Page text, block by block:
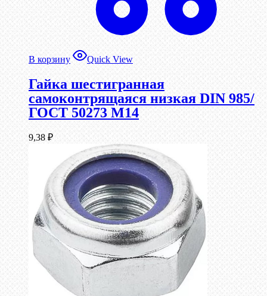
В корзину Quick View
Гайка шестигранная
самоконтрящаяся низкая DIN 985/
ГОСТ 50273 М14
9,38 ₽